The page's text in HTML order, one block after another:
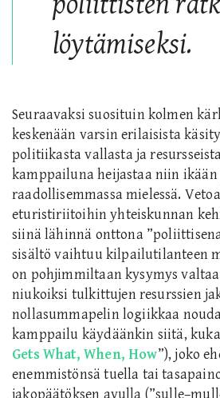
löytämiseksi.
Seuraavaksi suosituin kolmen
keskenään varsin erilaisista
politiikasta vallasta ja
kamppailuna heijastaa niin
raadollisemmassa mielessä.
eturistiriitoihin yhteiskunnan
siinä lähinnä onttona
sisältö vaihtuu kilpailutilanteen
on pohjimmiltaan kysymys
niukoiksi tulkittujen resurssien
nollasummapelin logiikkaa
kamppailu käydäänkin siitä,
Gets What, When, How”), joko
enemmistönsä tuella tai
jakopäätöksen avulla